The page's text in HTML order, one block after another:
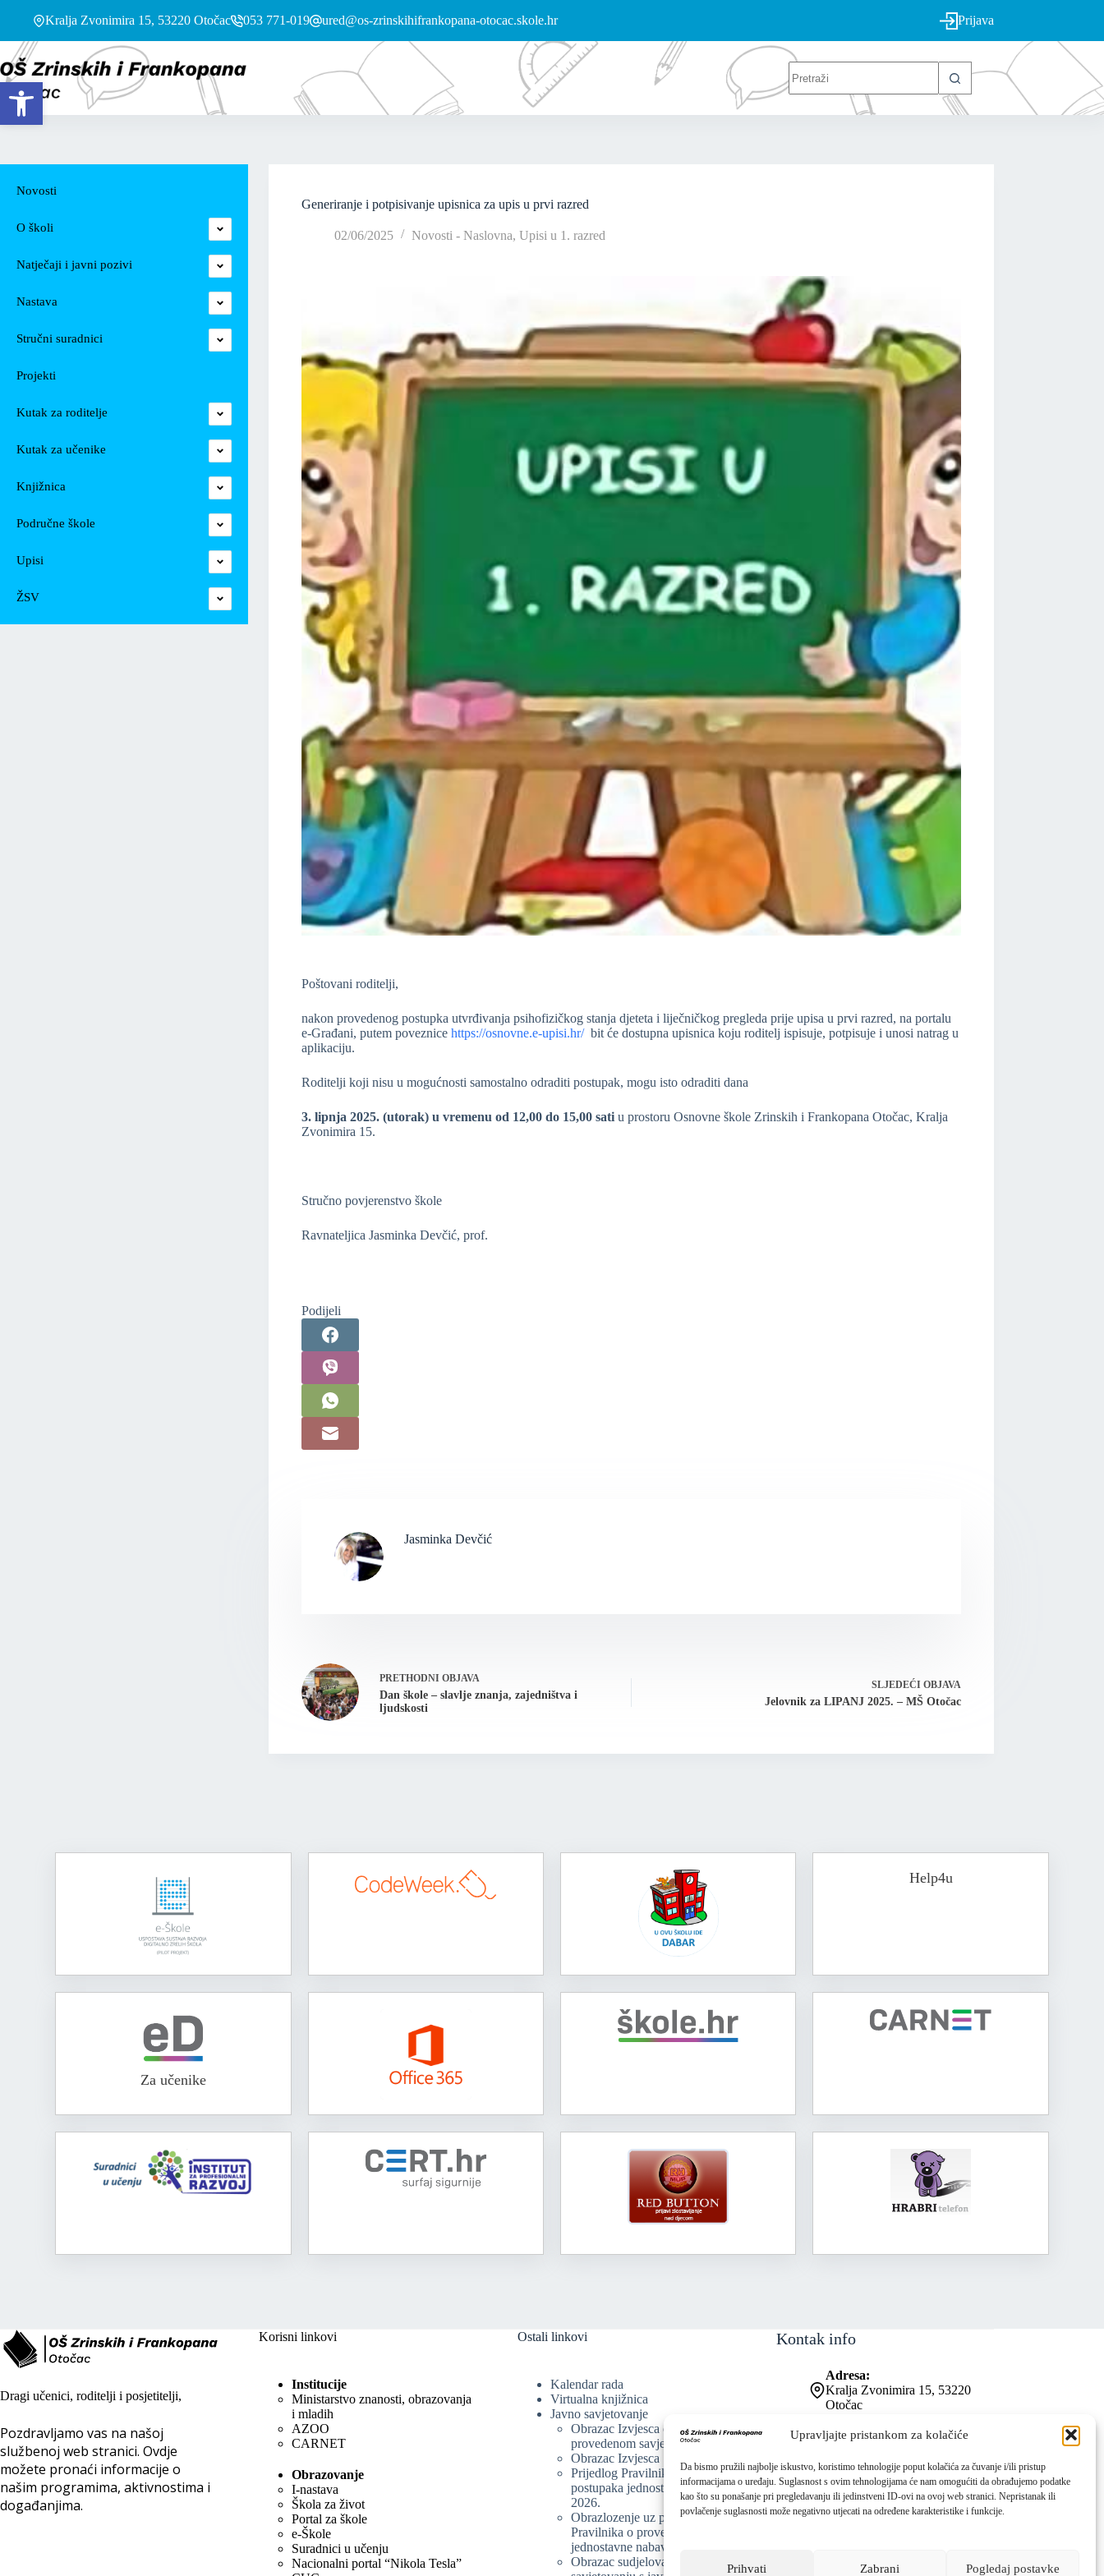
Open toolbar
Upravljajte pristankom za kolačiće
Da bismo pružili najbolje iskustvo, koristimo tehnologije poput kolačića za čuvanje i/ili pristup
informacijama o uređaju. Suglasnost s ovim tehnologijama će nam omogućiti da obrađujemo podatke
kao što su ponašanje pri pregledavanju ili jedinstveni ID-ovi na ovoj web stranici. Nepristanak ili
povlačenje suglasnosti može negativno utjecati na određene karakteristike i funkcije.
Prihvati Zabrani Pogledaj postavke
Kralja Zvonimira 15, 53220 Otočac 053 771-019 ured@os-zrinskihifrankopana-otocac.skole.hr Prijava
Generiranje i potpisivanje upisnica za upis u prvi razred
02/06/2025 Novosti - Naslovna, Upisi u 1. razred
Poštovani roditelji,
nakon provedenog postupka utvrđivanja psihofizičkog stanja djeteta i liječničkog pregleda prije upisa u prvi razred, na portalu
e-Građani, putem poveznice https://osnovne.e-upisi.hr/bit će dostupna upisnica koju roditelj ispisuje, potpisuje i unosi natrag u
aplikaciju.
Roditelji koji nisu u mogućnosti samostalno odraditi postupak, mogu isto odraditi dana
3. lipnja 2025. (utorak) u vremenu od 12,00 do 15,00 satiu prostoru Osnovne škole Zrinskih i Frankopana Otočac, Kralja
Zvonimira 15.
Stručno povjerenstvo škole
Ravnateljica Jasminka Devčić, prof.
Podijeli
Jasminka Devčić
PRETHODNI OBJAVA
Dan škole – slavlje znanja, zajedništva i
ljudskosti
SLJEDEĆI OBJAVA
Jelovnik za LIPANJ 2025. – MŠ Otočac
Novosti
O školi
Natječaji i javni pozivi
Nastava
Stručni suradnici
Projekti
Kutak za roditelje
Kutak za učenike
Knjižnica
Područne škole
Upisi
ŽSV
Help4u
Za učenike
Dragi učenici, roditelji i posjetitelji,
Pozdravljamo vas na našoj
službenoj web stranici. Ovdje
možete pronaći informacije o
našim programima, aktivnostima i
događanjima.
Korisni linkovi
Institucije
Ministarstvo znanosti, obrazovanja
i mladih
AZOO
CARNET
Obrazovanje
I-nastava
Škola za život
Portal za škole
e-Škole
Suradnici u učenju
Nacionalni portal “Nikola Tesla”
Ostali linkovi
Kalendar rada
Virtualna knjižnica
Javno savjetovanje
Obrazac Izvjesca o
provedenom savjetovanju
Obrazac Izvjesca
Prijedlog Pravilnika o provedbi
postupaka jednostavne nabave
2026.
Obrazlozenje uz prijedlog
Pravilnika o provedbi postupka
jednostavne nabave
Obrazac sudjelovanja u
Kontak info
Adresa:
Kralja Zvonimira 15, 53220
Otočac
053 771-019
ured@os-zrinskihifrankopana-
otocac.skole.hr